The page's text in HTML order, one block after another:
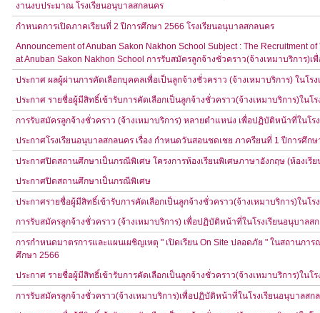
งานงบประมาณ โรงเรียนอนุบาลสกลนคร
กำหนดการเปิดภาคเรียนที่ 2 ปีการศึกษา 2566 โรงเรียนอนุบาลสกลนคร
Announcement of Anuban Sakon Nakhon School Subject : The Recruitment
at Anuban Sakon Nakhon School การรับสมัครลูกจ้างชั่วคราว(จ้างเหมาบริการ)
ประกาศ ผลผู้ผ่านการคัดเลือกบุคคลเพื่อเป็นลูกจ้างชั่วคราว (จ้างเหมาบริการ) ในโร
ประกาศ รายชื่อผู้มีสิทธิ์เข้ารับการคัดเลือกเป็นลูกจ้างชั่วคราว(จ้างเหมาบริการ)ในโ
การรับสมัครลูกจ้างชั่วคราว (จ้างเหมาบริการ) หลายตำแหน่ง เพื่อปฏิบัติหน้าที่ในโร
ประกาศโรงเรียนอนุบาลสกลนคร เรื่อง กำหนดวันสอนชดเชย ภาครียนที่ 1 ปีการศึกษ
ประกาศปิดสถานศึกษาเป็นกรณีพิเศษ โครงการห้องเรียนพิเศษภาษาอังกฤษ (ห้องเรีย
ประกาศปิดสถานศึกษาเป็นกรณีพิเศษ
ประกาศรายชื่อผู้มีสิทธิ์เข้ารับการคัดเลือกเป็นลูกจ้างชั่วคราว(จ้างเหมาบริการ)ในโร
การรับสมัครลูกจ้างชั่วคราว (จ้างเหมาบริการ) เพื่อปฏิบัติหน้าที่ในโรงเรียนอนุบาลส
การกำหนดมาตรการและแผนเผชิญเหตุ " เปิดเรียน On Site ปลอดภัย " ในสถานกา
ศึกษา 2566
ประกาศ รายชื่อผู้มีสิทธิ์เข้ารับการคัดเลือกเป็นลูกจ้างชั่วคราว(จ้างเหมาบริการ)ในโ
การรับสมัครลูกจ้างชั่วคราว(จ้างเหมาบริการ)เพื่อปฏิบัติหน้าที่ในโรงเรียนอนุบาลสก